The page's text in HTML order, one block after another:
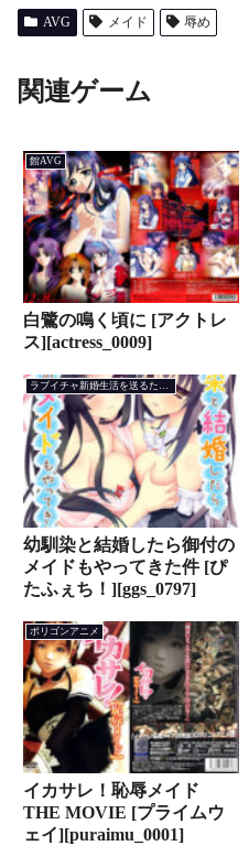
AVG メイド 辱め
関連ゲーム
館AVG
白鷺の鳴く頃に [アクトレ
ス][actress_0009]
幼馴染と結婚したら御付の
メイドもやってきた件 [ぴ
たふぇち！][ggs_0797]
ポリゴンアニメ
イカサレ！恥辱メイド
THE MOVIE [プライムウ
ェイ][puraimu_0001]